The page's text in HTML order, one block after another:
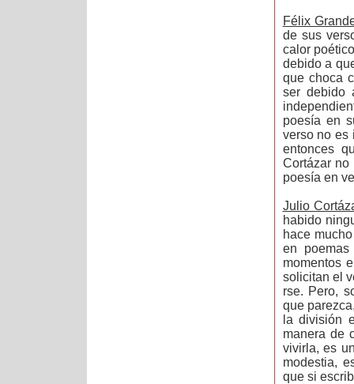
Félix
de sus
calor
debido a
que choca
ser debido
poesía en
verso no es
entonces
Cortázar
poesía en
Julio
habido
hace
en
momentos
solicitan el
rse. Pero,
que
la división
manera de
vivirla, es
modestia,
que si